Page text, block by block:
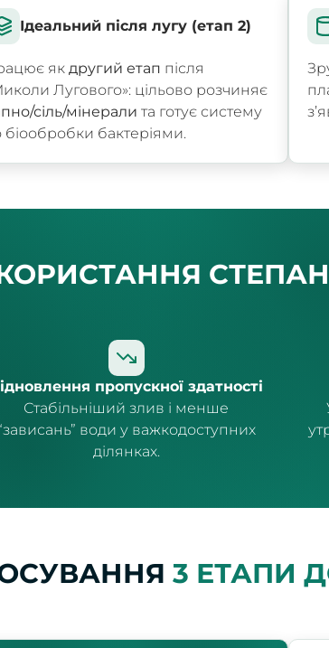
Ідеальний після лугу (етап 2)
як другий етап після
Лугового»: цільово розчиняє
сіль/мінерали та готує систему
біообробки бактеріями.
пропускної здатності
Стабільніший злив і менше
води у важкодоступних
ділянках.
3 ЕТАПИ